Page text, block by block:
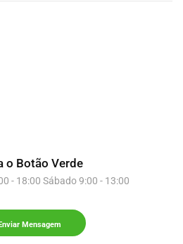
o Botão Verde
- 18:00 Sábado 9:00 - 13:00
Mensagem